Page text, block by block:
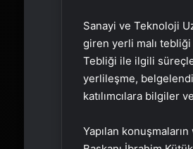
Sanayi ve Teknoloji
giren yerli malı tebliği
Tebliği ile ilgili
yerlileşme,
katılımcılara bilgiler
Yapılan